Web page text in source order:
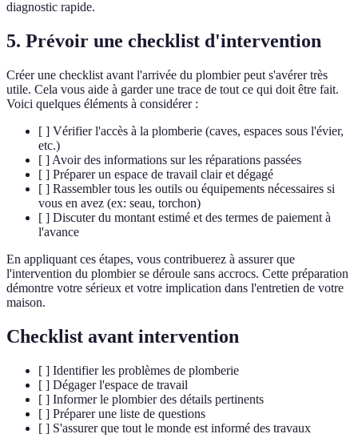
diagnostic rapide.
5. Prévoir une checklist d'intervention
Créer une checklist avant l'arrivée du plombier peut s'avérer très
utile. Cela vous aide à garder une trace de tout ce qui doit être fait.
Voici quelques éléments à considérer :
[ ] Vérifier l'accès à la plomberie (caves, espaces sous l'évier,
etc.)
[ ] Avoir des informations sur les réparations passées
[ ] Préparer un espace de travail clair et dégagé
[ ] Rassembler tous les outils ou équipements nécessaires si
vous en avez (ex: seau, torchon)
[ ] Discuter du montant estimé et des termes de paiement à
l'avance
En appliquant ces étapes, vous contribuerez à assurer que
l'intervention du plombier se déroule sans accrocs. Cette préparation
démontre votre sérieux et votre implication dans l'entretien de votre
maison.
Checklist avant intervention
[ ] Identifier les problèmes de plomberie
[ ] Dégager l'espace de travail
[ ] Informer le plombier des détails pertinents
[ ] Préparer une liste de questions
[ ] S'assurer que tout le monde est informé des travaux